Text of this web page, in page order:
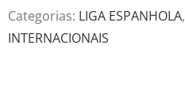
23-
24
Categorias: LIGA ESPANHOLA,
INTERNACIONAIS